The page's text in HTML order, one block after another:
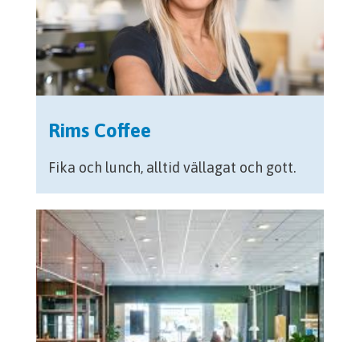
Rims Coffee
Fika och lunch, alltid vällagat och gott.